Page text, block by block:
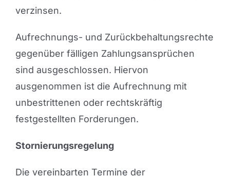
verzinsen.
Aufrechnungs- und Zurückbehaltungsrechte
gegenüber fälligen Zahlungsansprüchen
sind ausgeschlossen. Hiervon
ausgenommen ist die Aufrechnung mit
unbestrittenen oder rechtskräftig
festgestellten Forderungen.
Stornierungsregelung
Die vereinbarten Termine der